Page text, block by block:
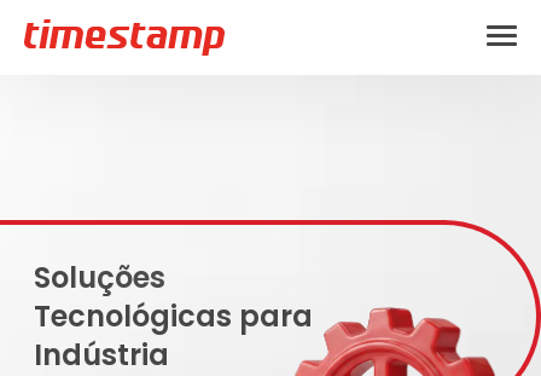
Soluções
Tecnológicas para
Indústria